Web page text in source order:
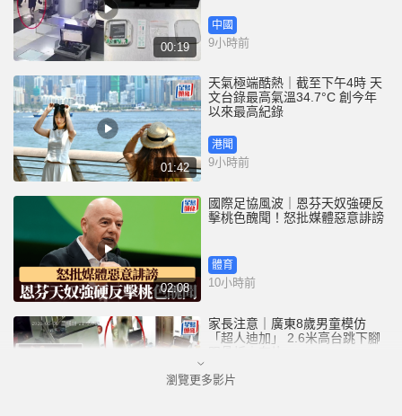
00:19
中國
9小時前
01:42
天氣極端酷熱｜截至下午4時 天
文台錄最高氣溫34.7°C 創今年
以來最高紀錄
港聞
9小時前
02:08
國際足協風波｜恩芬天奴強硬反
擊桃色醜聞！怒批媒體惡意誹謗
體育
10小時前
家長注意｜廣東8歲男童模仿
「超人迪加」 2.6米高台跳下腳
中國
瀏覽更多影片